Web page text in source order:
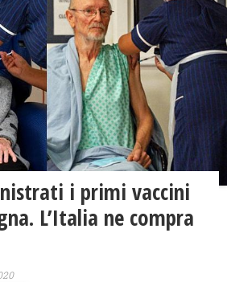
i primi vaccini
L’Italia ne compra